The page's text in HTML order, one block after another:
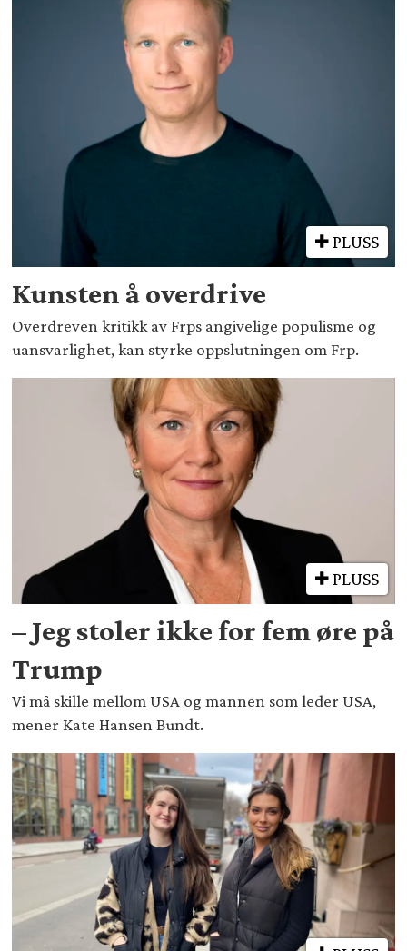
PLUSS
Kunsten å overdrive
Overdreven kritikk av Frps angivelige populisme og
uansvarlighet, kan styrke oppslutningen om Frp.
PLUSS
– Jeg stoler ikke for fem øre på
Trump
Vi må skille mellom USA og mannen som leder USA,
mener Kate Hansen Bundt.